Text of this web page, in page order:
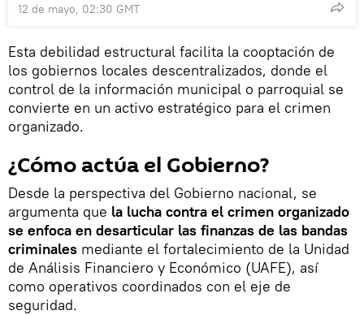
12 de mayo, 02:30 GMT
Esta debilidad estructural facilita la cooptación de
los gobiernos locales descentralizados, donde el
control de la información municipal o parroquial se
convierte en un activo estratégico para el crimen
organizado.
¿Cómo actúa el Gobierno?
Desde la perspectiva del Gobierno nacional, se
argumenta que la lucha contra el crimen organizado
se enfoca en desarticular las finanzas de las bandas
criminales mediante el fortalecimiento de la Unidad
de Análisis Financiero y Económico (UAFE), así
como operativos coordinados con el eje de
seguridad.